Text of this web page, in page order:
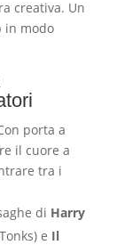
creativa. Un
in modo
porta a
il cuore a
tra i
di Harry
e Il